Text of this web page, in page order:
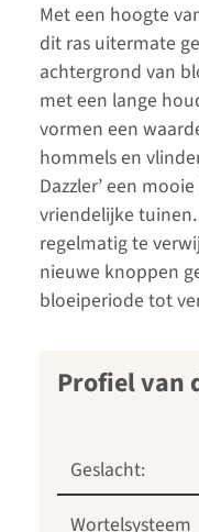
Met een hoogte
dit ras uitermate
achtergrond van
met een lange
vormen een
hommels en
Dazzler’ een
vriendelijke
regelmatig te
nieuwe knoppen
bloeiperiode tot
Profiel van
Geslacht:
Wortelsysteem